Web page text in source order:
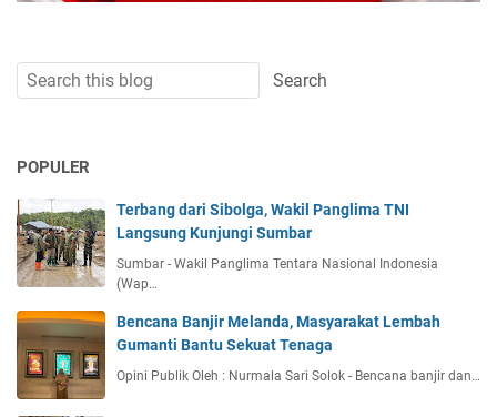
POPULER
Terbang dari Sibolga, Wakil Panglima TNI
Langsung Kunjungi Sumbar
Sumbar - Wakil Panglima Tentara Nasional Indonesia
(Wap…
Bencana Banjir Melanda, Masyarakat Lembah
Gumanti Bantu Sekuat Tenaga
Opini Publik Oleh : Nurmala Sari Solok - Bencana banjir dan…